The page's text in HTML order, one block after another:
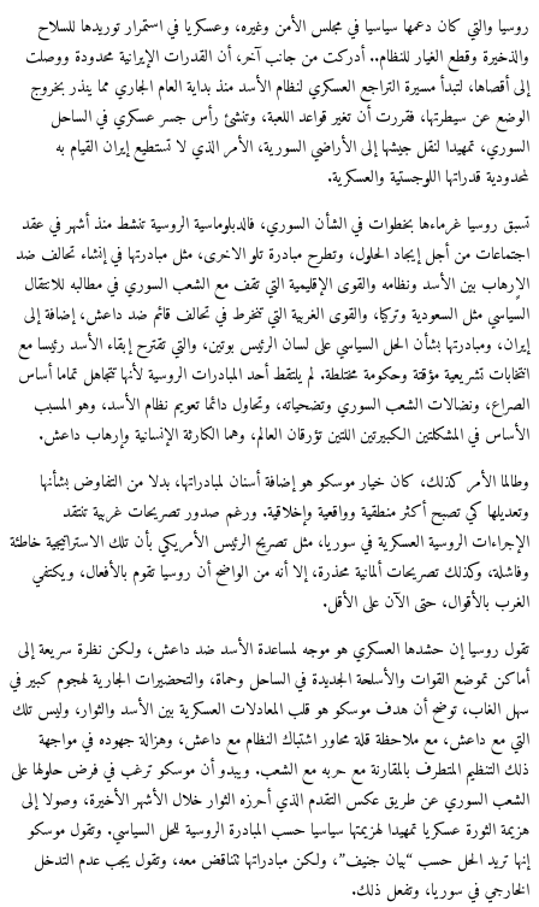
روسيا والتي كان دعمها سياسيا في مجلس الأمن وغيره، وعسكريا في استمرار توريدها للسلاح
والذخيرة وقطع الغيار للنظام.. أدركت من جانب آخر، أن القدرات الإيرانية محدودة ووصلت
إلى أقصاها، لتبدأ مسيرة التراجع العسكري لنظام الأسد منذ بداية العام الجاري مما ينذر بخروج
الوضع عن سيطرتها، فقررت أن تغير قواعد اللعبة، وتنشئ رأس جسر عسكري في الساحل
السوري، تمهيدا لنقل جيشها إلى الأراضي السورية، الأمر الذي لا تستطيع إيران القيام به
لمحدودية قدراتها اللوجستية والعسكرية.
تسبق روسيا غرماءها بخطوات في الشأن السوري، فالدبلوماسية الروسية تنشط منذ أشهر في عقد
اجتماعات من أجل إيجاد الحلول، وتطرح مبادرة تلو الاخرى، مثل مبادرتها في إنشاء تحالف ضد
الاٍرهاب بين الأسد ونظامه والقوى الإقليمية التي تقف مع الشعب السوري في مطالبه للانتقال
السياسي مثل السعودية وتركيا، والقوى الغربية التي تنخرط في تحالف قائم ضد داعش، إضافة إلى
إيران، ومبادرتها بشأن الحل السياسي على لسان الرئيس بوتين، والتي تقترح إبقاء الأسد رئيسا مع
انتخابات تشريعية مؤقتة وحكومة مختلطة. لم يلتقط أحد المبادرات الروسية لأنها تتجاهل تماما أساس
الصراع، ونضالات الشعب السوري وتضحياته، وتحاول دائما تعويم نظام الأسد، وهو المسبب
الأساس في المشكلتين الكبيرتين اللتين تؤرقان العالم، وهما الكارثة الإنسانية وإرهاب داعش.
وطالما الأمر كذلك، كان خيار موسكو هو إضافة أسنان لمبادراتها، بدلا من التفاوض بشأنها
وتعديلها كي تصبح أكثر منطقية وواقعية وإخلاقية. ورغم صدور تصريحات غربية تنتقد
الإجراءات الروسية العسكرية في سوريا، مثل تصريح الرئيس الأمريكي بأن تلك الاستراتيجية خاطئة
وفاشلة، وكذلك تصريحات ألمانية محذرة، إلا أنه من الواضح أن روسيا تقوم بالأفعال، ويكتفي
الغرب بالأقوال، حتى الآن على الأقل.
تقول روسيا إن حشدها العسكري هو موجه لمساعدة الأسد ضد داعش، ولكن نظرة سريعة إلى
أماكن تموضع القوات والأسلحة الجديدة في الساحل وحماة، والتحضيرات الجارية لهجوم كبير في
سهل الغاب، توضح أن هدف موسكو هو قلب المعادلات العسكرية بين الأسد والثوار، وليس تلك
التي مع داعش، مع ملاحظة قلة محاور اشتباك النظام مع داعش، وهزالة جهوده في مواجهة
ذلك التنظيم المتطرف بالمقارنة مع حربه مع الشعب. ويبدو أن موسكو ترغب في فرض حلولها على
الشعب السوري عن طريق عكس التقدم الذي أحرزه الثوار خلال الأشهر الأخيرة، وصولا إلى
هزيمة الثورة عسكريا تمهيدا لهزيمتها سياسيا حسب المبادرة الروسية للحل السياسي. وتقول موسكو
إنها تريد الحل حسب “بيان جنيف”، ولكن مبادراتها تتناقض معه، وتقول يجب عدم التدخل
الخارجي في سوريا، وتفعل ذلك.